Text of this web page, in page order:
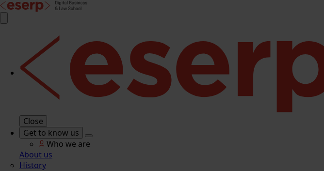
Close
Get to know us
Who we are
About us
History